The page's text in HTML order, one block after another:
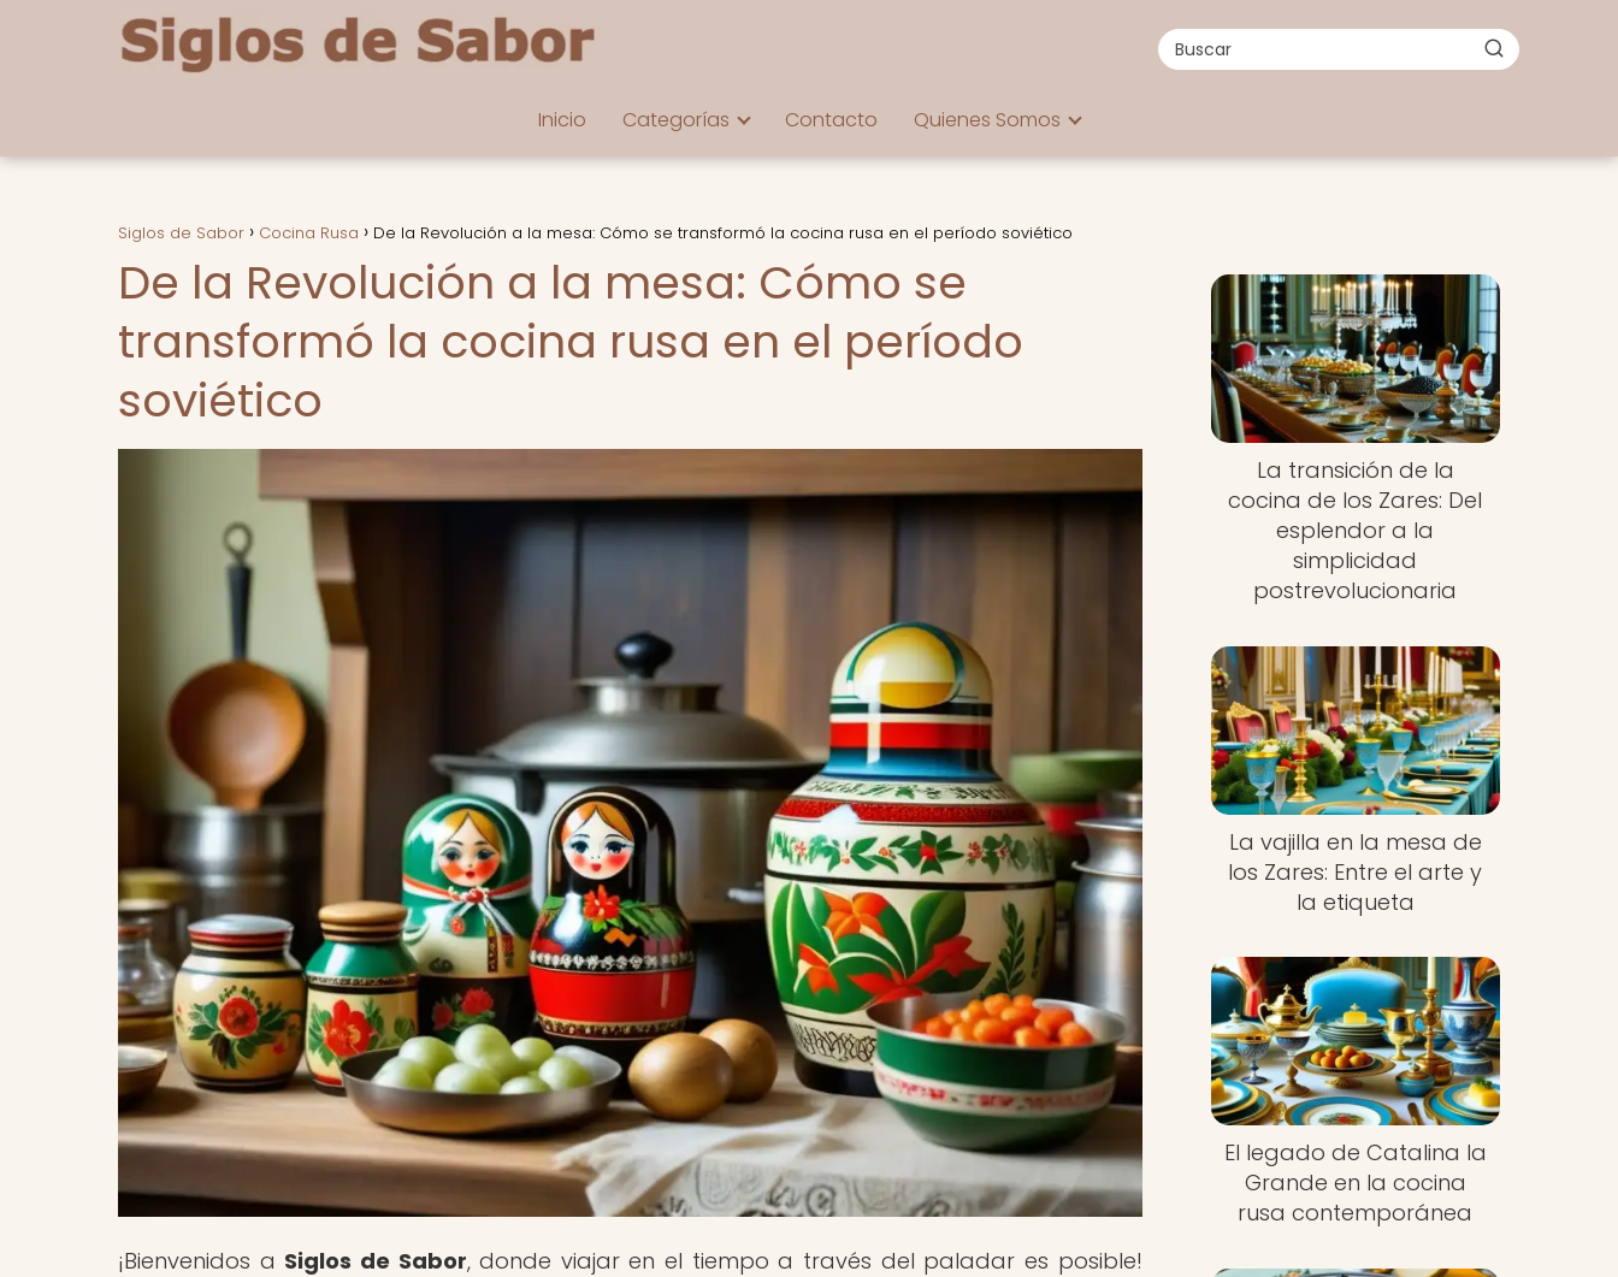
Inicio Categorías Contacto Quienes Somos
Siglos de Sabor Cocina Rusa De la Revolución a la mesa: Cómo se transformó la cocina rusa en el período soviético
De la Revolución a la mesa: Cómo se
transformó la cocina rusa en el período
soviético
¡Bienvenidos a Siglos de Sabor, donde viajar en el tiempo a través del paladar es posible!
La transición de la
cocina de los Zares: Del
esplendor a la
simplicidad
postrevolucionaria
La vajilla en la mesa de
los Zares: Entre el arte y
la etiqueta
El legado de Catalina la
Grande en la cocina
rusa contemporánea